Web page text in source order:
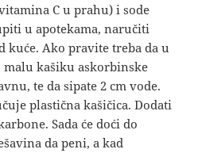
C u prahu) i sode
u apotekama, naručiti
Ako pravite treba da u
malu kašiku askorbinske
te da sipate 2 cm vode.
plastična kašičica. Dodati
Sada će doći do
da peni, a kad